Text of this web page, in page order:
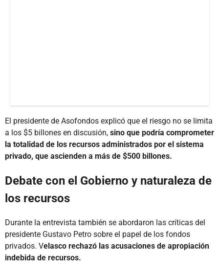
El presidente de Asofondos explicó que el riesgo no se limita
a los $5 billones en discusión, sino que podría comprometer
la totalidad de los recursos administrados por el sistema
privado, que ascienden a más de $500 billones.
Debate con el Gobierno y naturaleza de
los recursos
Durante la entrevista también se abordaron las críticas del
presidente Gustavo Petro sobre el papel de los fondos
privados. Velasco rechazó las acusaciones de apropiación
indebida de recursos.